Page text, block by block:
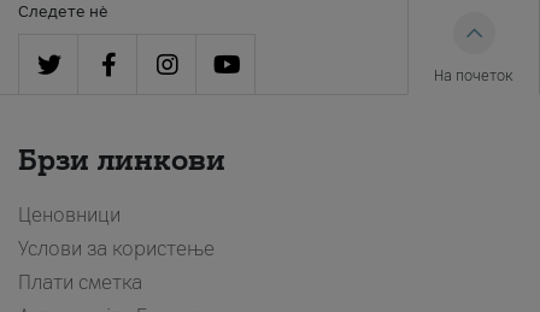
Следете нè
На почеток
Брзи линкови
Ценовници
Услови за користење
Плати сметка